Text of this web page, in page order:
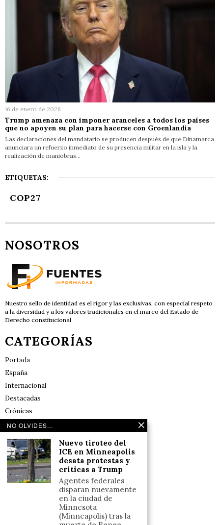
16 de enero de 2026
Trump amenaza con imponer aranceles a todos los países
que no apoyen su plan para hacerse con Groenlandia
Las declaraciones del mandatario se producen después de que Dinamarca
anunciara un refuerzo inmediato de su presencia militar en la isla y la
realización de maniobras…
ETIQUETAS:
COP27
NOSOTROS
Nuestro sello de identidad es el rigor y las exclusivas, con especial respeto
a la diversidad y a los valores tradicionales en el marco del Estado de
Derecho constitucional
CATEGORÍAS
Portada
España
Internacional
Destacadas
Crónicas
Noticias de deportes en España
Reflexiones
LINKS
Política de cookies (UE)
Términos y condiciones
NO OLVIDES...
Nuevo tiroteo del
ICE en Minneapolis
desata protestas y
críticas a Trump
Agentes federales
disparan nuevamente
en la ciudad de
Minnesota
(Minneapolis) tras la